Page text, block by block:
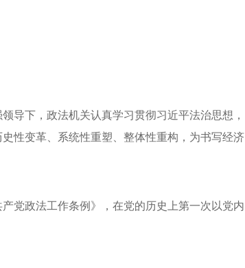
导下，政法机关认真学习贯彻习近平法治思想，
性变革、系统性重塑、整体性重构，为书写经济
党政法工作条例》，在党的历史上第一次以党内